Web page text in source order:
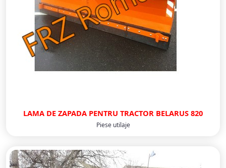
LAMA DE ZAPADA PENTRU TRACTOR BELARUS 820
Piese utilaje